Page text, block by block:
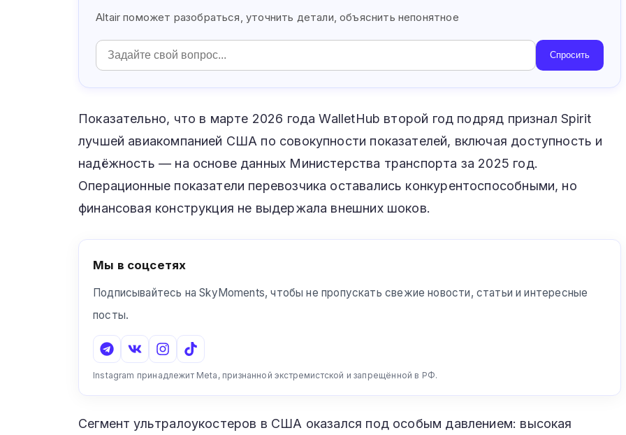
Altair поможет разобраться, уточнить детали, объяснить непонятное
Спросить
Показательно, что в марте 2026 года WalletHub второй год подряд признал Spirit
лучшей авиакомпанией США по совокупности показателей, включая доступность и
надёжность — на основе данных Министерства транспорта за 2025 год.
Операционные показатели перевозчика оставались конкурентоспособными, но
финансовая конструкция не выдержала внешних шоков.
Мы в соцсетях
Подписывайтесь на SkyMoments, чтобы не пропускать свежие новости, статьи и интересные
посты.
Instagram принадлежит Meta, признанной экстремистской и запрещённой в РФ.
Сегмент ультралоукостеров в США оказался под особым давлением: высокая